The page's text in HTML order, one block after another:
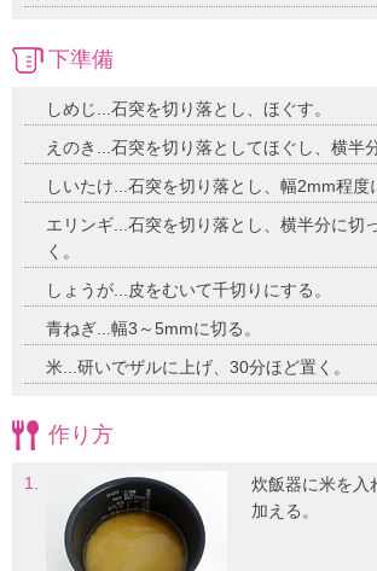
下準備
しめじ...石突を切り落とし、ほぐす。
えのき...石突を切り落としてほぐし、横半
しいたけ...石突を切り落とし、幅2mm程
エリンギ...石突を切り落とし、横半分に切
く。
しょうが...皮をむいて千切りにする。
青ねぎ...幅3～5mmに切る。
米...研いでザルに上げ、30分ほど置く。
作り方
1.
炊飯器に米を入
加える。